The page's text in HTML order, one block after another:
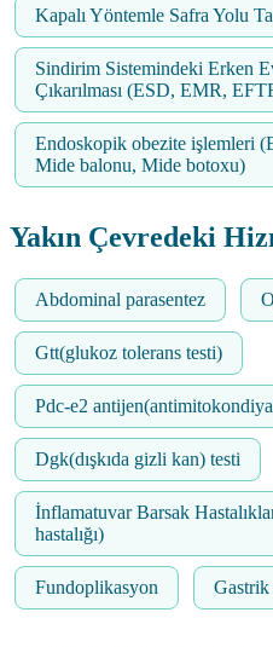
Kapalı Yöntemle Safra Yolu
Sindirim Sistemindeki Erken
Çıkarılması (ESD, EMR,
Endoskopik obezite işlemleri
Mide balonu, Mide botoxu)
Yakın Çevredeki
Abdominal parasentez
Gtt(glukoz tolerans testi)
Pdc-e2
Dgk(dışkıda gizli kan) testi
İnflamatuvar Barsak
hastalığı)
Fundoplikasyon Gastrik